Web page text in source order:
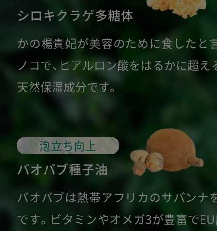
シロキクラゲ多糖体
かの楊貴妃が美容のために食したと
ノコで、ヒアルロン酸をはるかに超
天然保湿成分です。
泡立ち向上
バオバブ種子油
バオバブは熱帯アフリカのサバンナ
です。ビタミンやオメガ3が豊富で